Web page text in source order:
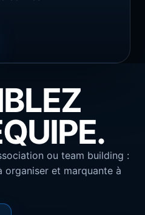
ou team building :
et marquante à